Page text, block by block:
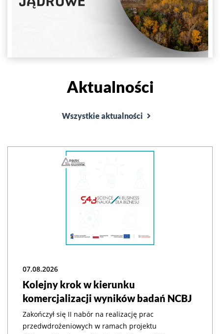
Aktualności
Wszystkie aktualności
07.08.2026
Kolejny krok w kierunku
komercjalizacji wyników badań NCBJ
Zakończył się II nabór na realizację prac
przedwdrożeniowych w ramach projektu